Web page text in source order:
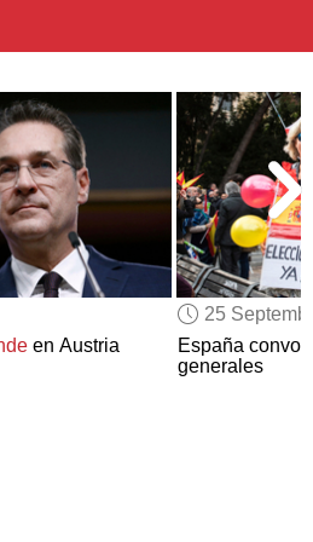
Spanish (Spain)
Spanish (Latino)
LICENSES
CARDS
LANGUAGES
en Austria
25
España
generales